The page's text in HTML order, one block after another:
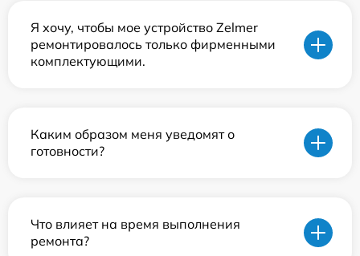
Я хочу, чтобы мое устройство Zelmer
ремонтировалось только фирменными
комплектующими.
Каким образом меня уведомят о
готовности?
Что влияет на время выполнения
ремонта?